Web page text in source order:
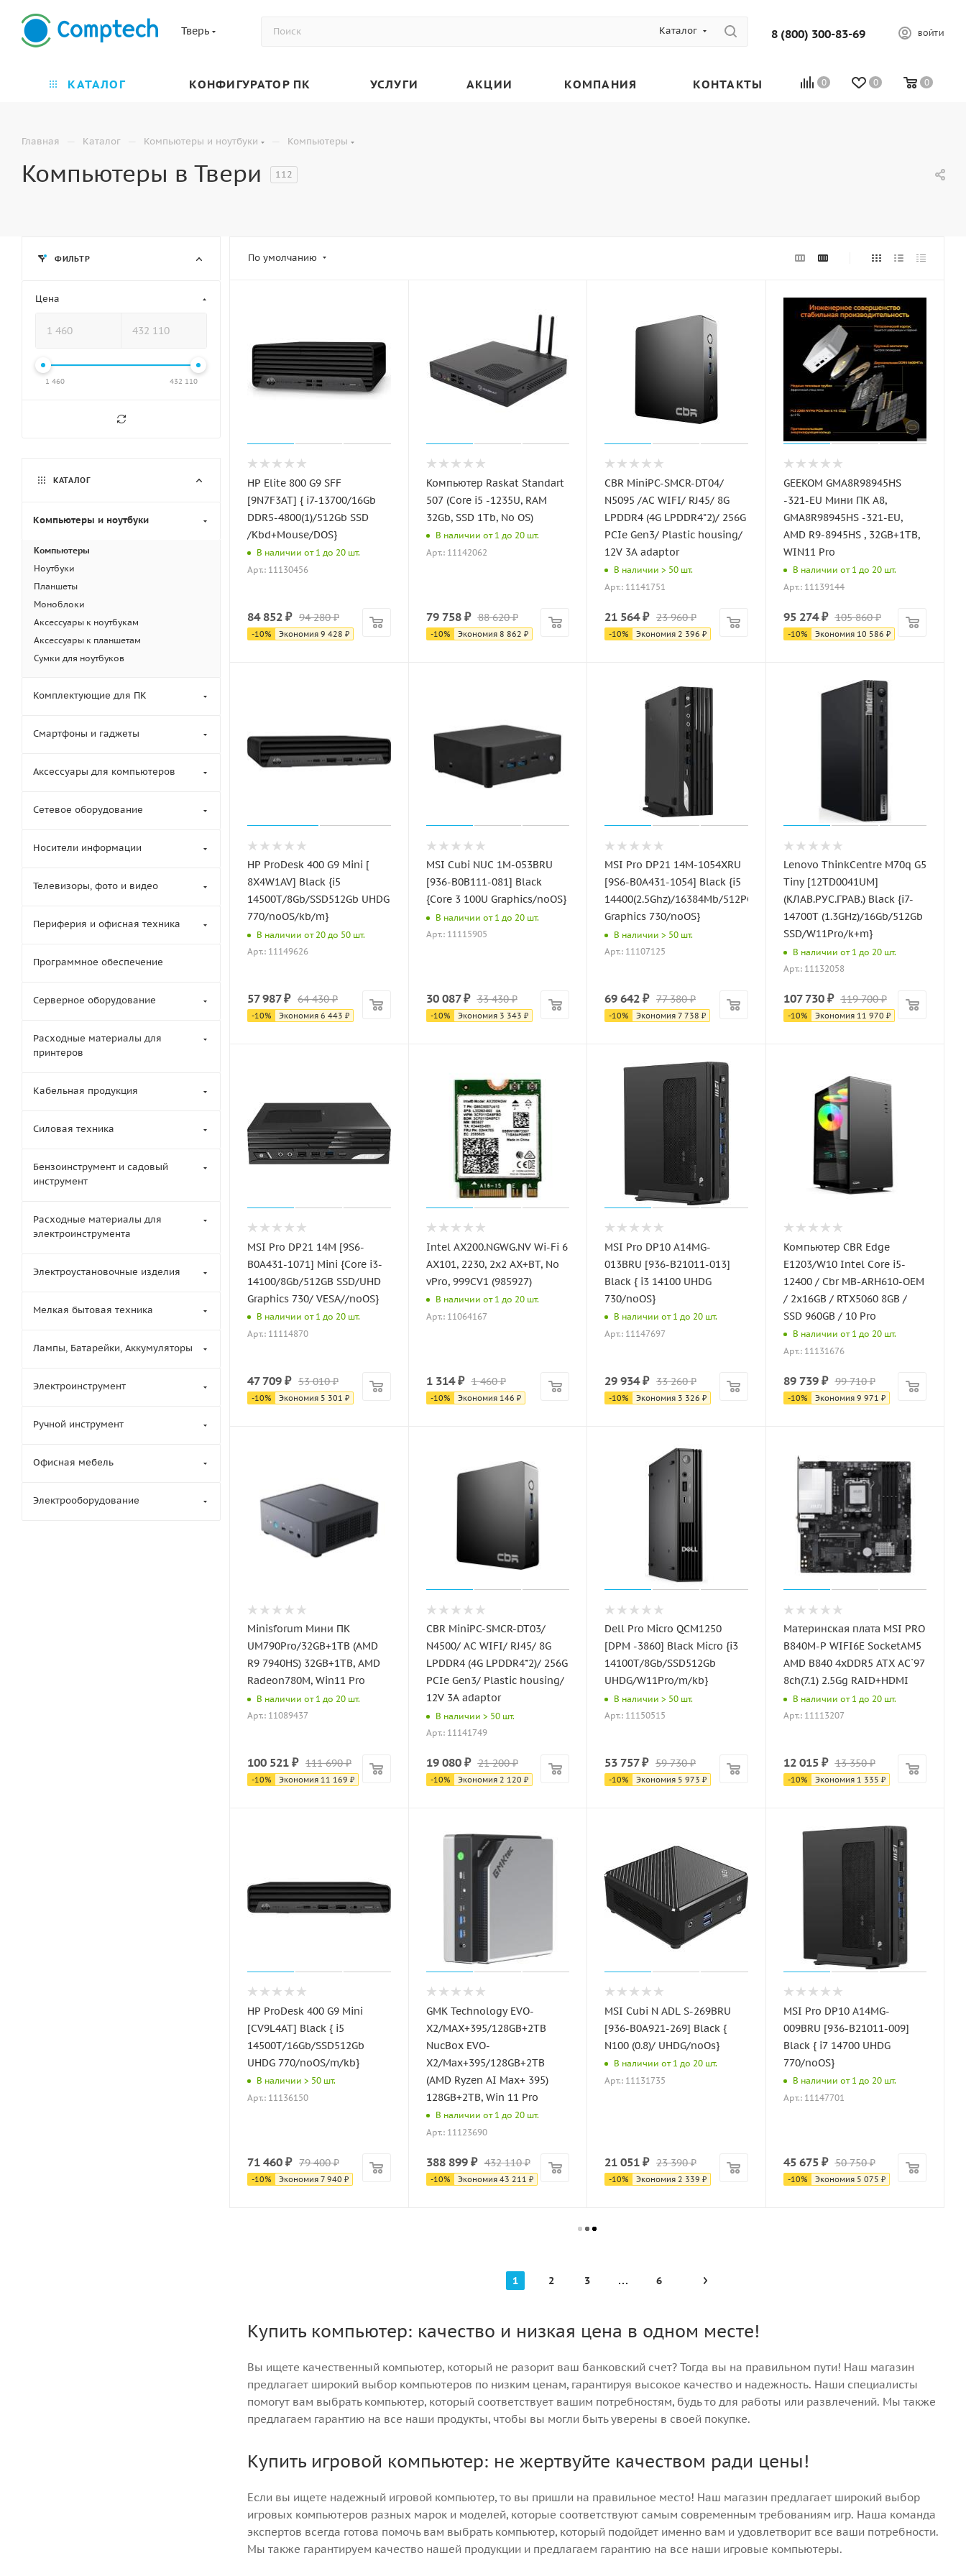
Тверь Каталог 8 (800) 300-83-69 ВОЙТИ
0 0 0
КАТАЛОГ КОНФИГУРАТОР ПК УСЛУГИ АКЦИИ КОМПАНИЯ КОНТАКТЫ
Главная — Каталог — Компьютеры и ноутбуки — Компьютеры
Компьютеры в Твери 112
По умолчанию
HP Elite 800 G9 SFF
[9N7F3AT] { i7-13700/16Gb
DDR5-4800(1)/512Gb SSD
/Kbd+Mouse/DOS}
В наличии от 1 до 20 шт.
Арт.: 11130456
84 852 ₽ 94 280₽
-10% Экономия 9 428 ₽
Компьютер Raskat Standart
507 (Core i5 -1235U, RAM
32Gb, SSD 1Tb, No OS)
В наличии от 1 до 20 шт.
Арт.: 11142062
79 758₽ 88 620₽
-10% Экономия 8 862 ₽
CBR MiniPC-SMCR-DT04/
N5095 /AC WIFI/ RJ45/ 8G
LPDDR4 (4G LPDDR4*2)/ 256G
PCIe Gen3/ Plastic housing/
12V 3A adaptor
В наличии > 50 шт.
Арт.: 11141751
21 564₽ 23 960₽
-10% Экономия 2 396 ₽
GEEKOM GMA8R98945HS
-321-EU Мини ПК A8,
GMA8R98945HS -321-EU,
AMD R9-8945HS , 32GB+1TB,
WIN11 Pro
В наличии от 1 до 20 шт.
Арт.: 11139144
95 274₽ 105 860₽
-10% Экономия 10 586 ₽
HP ProDesk 400 G9 Mini [
8X4W1AV] Black {i5
14500T/8Gb/SSD512Gb UHDG
770/noOS/kb/m}
В наличии от 20 до 50 шт.
Арт.: 11149626
57 987₽ 64 430₽
-10% Экономия 6 443 ₽
MSI Cubi NUC 1M-053BRU
[936-B0B111-081] Black
{Core 3 100U Graphics/noOS}
В наличии от 1 до 20 шт.
Арт.: 11115905
30 087₽ 33 430₽
-10% Экономия 3 343 ₽
MSI Pro DP21 14M-1054XRU
[9S6-B0A431-1054] Black {i5
14400(2.5Ghz)/16384Mb/512PCISSDGb/UHD
Graphics 730/noOS}
В наличии > 50 шт.
Арт.: 11107125
69 642 ₽ 77 380₽
-10% Экономия 7 738 ₽
Lenovo ThinkCentre M70q G5
Tiny [12TD0041UM]
(КЛАВ.РУС.ГРАВ.) Black {i7-
14700T (1.3GHz)/16Gb/512Gb
SSD/W11Pro/k+m}
В наличии от 1 до 20 шт.
Арт.: 11132058
107 730₽ 119 700₽
-10% Экономия 11 970 ₽
MSI Pro DP21 14M [9S6-
B0A431-1071] Mini {Core i3-
14100/8Gb/512GB SSD/UHD
Graphics 730/ VESA//noOS}
В наличии от 1 до 20 шт.
Арт.: 11114870
47 709 ₽ 53 010₽
-10% Экономия 5 301 ₽
Intel AX200.NGWG.NV Wi-Fi 6
AX101, 2230, 2x2 AX+BT, No
vPro, 999CV1 (985927)
В наличии от 1 до 20 шт.
Арт.: 11064167
1 314₽ 1 460₽
-10% Экономия 146 ₽
MSI Pro DP10 A14MG-
013BRU [936-B21011-013]
Black { i3 14100 UHDG
730/noOS}
В наличии от 1 до 20 шт.
Арт.: 11147697
29 934₽ 33 260₽
-10% Экономия 3 326 ₽
Компьютер CBR Edge
E1203/W10 Intel Core i5-
12400 / Cbr MB-ARH610-OEM
/ 2x16GB / RTX5060 8GB /
SSD 960GB / 10 Pro
В наличии от 1 до 20 шт.
Арт.: 11131676
89 739₽ 99 710₽
-10% Экономия 9 971 ₽
Minisforum Мини ПК
UM790Pro/32GB+1TB (AMD
R9 7940HS) 32GB+1TB, AMD
Radeon780M, Win11 Pro
В наличии от 1 до 20 шт.
Арт.: 11089437
100 521 ₽ 111 690₽
-10% Экономия 11 169 ₽
CBR MiniPC-SMCR-DT03/
N4500/ AC WIFI/ RJ45/ 8G
LPDDR4 (4G LPDDR4*2)/ 256G
PCIe Gen3/ Plastic housing/
12V 3A adaptor
В наличии > 50 шт.
Арт.: 11141749
19 080₽ 21 200₽
-10% Экономия 2 120 ₽
Dell Pro Micro QCM1250
[DPM -3860] Black Micro {i3
14100T/8Gb/SSD512Gb
UHDG/W11Pro/m/kb}
В наличии > 50 шт.
Арт.: 11150515
53 757₽ 59 730₽
-10% Экономия 5 973 ₽
Материнская плата MSI PRO
B840M-P WIFI6E SocketAM5
AMD B840 4xDDR5 ATX AC`97
8ch(7.1) 2.5Gg RAID+HDMI
В наличии от 1 до 20 шт.
Арт.: 11113207
12 015₽ 13 350₽
-10% Экономия 1 335 ₽
HP ProDesk 400 G9 Mini
[CV9L4AT] Black { i5
14500T/16Gb/SSD512Gb
UHDG 770/noOS/m/kb}
В наличии > 50 шт.
Арт.: 11136150
71 460 ₽ 79 400₽
-10% Экономия 7 940 ₽
GMK Technology EVO-
X2/MAX+395/128GB+2TB
NucBox EVO-
X2/Max+395/128GB+2TB
(AMD Ryzen AI Max+ 395)
128GB+2TB, Win 11 Pro
В наличии от 1 до 20 шт.
Арт.: 11123690
388 899₽ 432 110₽
-10% Экономия 43 211 ₽
MSI Cubi N ADL S-269BRU
[936-B0A921-269] Black {
N100 (0.8)/ UHDG/noOs}
В наличии от 1 до 20 шт.
Арт.: 11131735
21 051 ₽ 23 390₽
-10% Экономия 2 339 ₽
MSI Pro DP10 A14MG-
009BRU [936-B21011-009]
Black { i7 14700 UHDG
770/noOS}
В наличии от 1 до 20 шт.
Арт.: 11147701
45 675₽ 50 750₽
-10% Экономия 5 075 ₽
1 2 3 6
Купить компьютер: качество и низкая цена в одном месте!
Вы ищете качественный компьютер, который не разорит ваш банковский счет? Тогда вы на правильном пути! Наш магазин
предлагает широкий выбор компьютеров по низким ценам, гарантируя высокое качество и надежность. Наши специалисты
помогут вам выбрать компьютер, который соответствует вашим потребностям, будь то для работы или развлечений. Мы также
предлагаем гарантию на все наши продукты, чтобы вы могли быть уверены в своей покупке.
Купить игровой компьютер: не жертвуйте качеством ради цены!
Если вы ищете надежный игровой компьютер, то вы пришли на правильное место! Наш магазин предлагает широкий выбор
игровых компьютеров разных марок и моделей, которые соответствуют самым современным требованиям игр. Наша команда
экспертов всегда готова помочь вам выбрать компьютер, который подойдет именно вам и удовлетворит все ваши потребности.
Мы также гарантируем качество нашей продукции и предлагаем гарантию на все наши игровые компьютеры.
ФИЛЬТР
Цена
1 460 432 110
КАТАЛОГ
Компьютеры и ноутбуки
Компьютеры
Ноутбуки
Планшеты
Моноблоки
Аксессуары к ноутбукам
Аксессуары к планшетам
Сумки для ноутбуков
Комплектующие для ПК
Смартфоны и гаджеты
Аксессуары для компьютеров
Сетевое оборудование
Носители информации
Телевизоры, фото и видео
Периферия и офисная техника
Программное обеспечение
Серверное оборудование
Расходные материалы для
принтеров
Кабельная продукция
Силовая техника
Бензоинструмент и садовый
инструмент
Расходные материалы для
электроинструмента
Электроустановочные изделия
Мелкая бытовая техника
Лампы, Батарейки, Аккумуляторы
Электроинструмент
Ручной инструмент
Офисная мебель
Электрооборудование